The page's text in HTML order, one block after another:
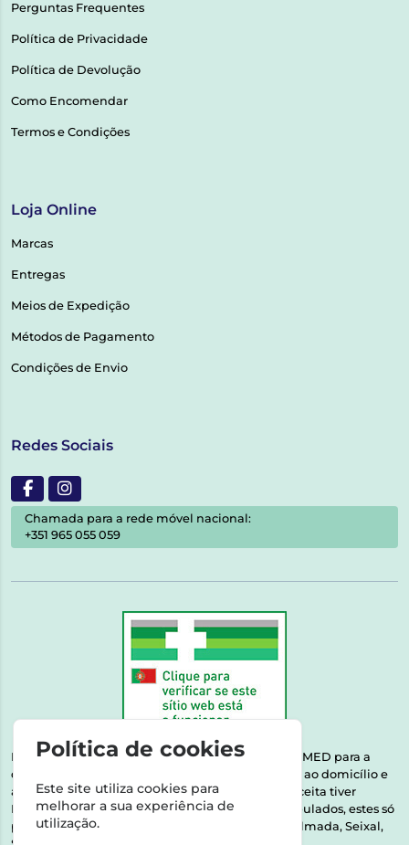
Perguntas Frequentes
Política de Privacidade
Política de Devolução
Como Encomendar
Termos e Condições
Loja Online
Marcas
Entregas
Meios de Expedição
Métodos de Pagamento
Condições de Envio
Redes Sociais
Chamada para a rede móvel nacional:
+351 965 055 059
Esta farmácia encontra-se autorizada pelo INFARMED para a
dispensa de medicamentos e produtos de saúde ao domicílio e
através da internet. Medicamentos | Se na sua receita tiver
MSRM, MNSRM, MSRMV ou Medicamentos Manipulados, estes só
podem ser entregues nos seguintes concelhos: Almada, Seixal,
Política de cookies
Este site utiliza cookies para
melhorar a sua experiência de
utilização.